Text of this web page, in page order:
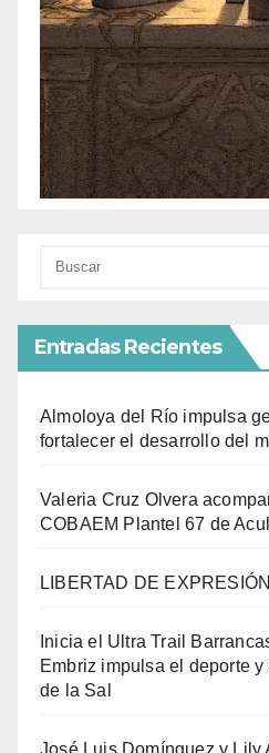
Entradas Recientes
Almoloya del Río impulsa
fortalecer el desarrollo del
Valeria Cruz Olvera
COBAEM Plantel 67 de
LIBERTAD DE EXPRESIÓN
Inicia el Ultra Trail
Embriz impulsa el deporte
de la Sal